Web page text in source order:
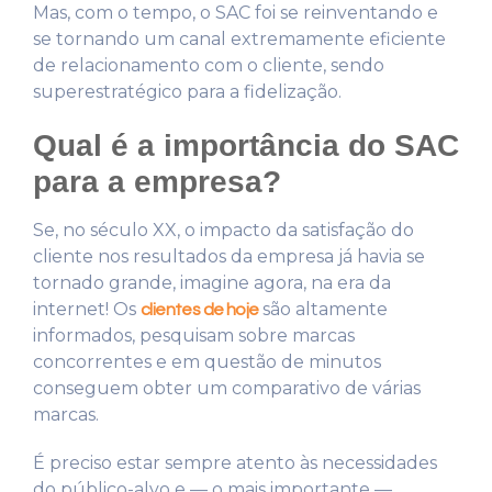
Mas, com o tempo, o SAC foi se reinventando e
se tornando um canal extremamente eficiente
de relacionamento com o cliente, sendo
superestratégico para a fidelização.
Qual é a importância do SAC
para a empresa?
Se, no século XX, o impacto da satisfação do
cliente nos resultados da empresa já havia se
tornado grande, imagine agora, na era da
internet! Os clientes de hojesão altamente
informados, pesquisam sobre marcas
concorrentes e em questão de minutos
conseguem obter um comparativo de várias
marcas.
É preciso estar sempre atento às necessidades